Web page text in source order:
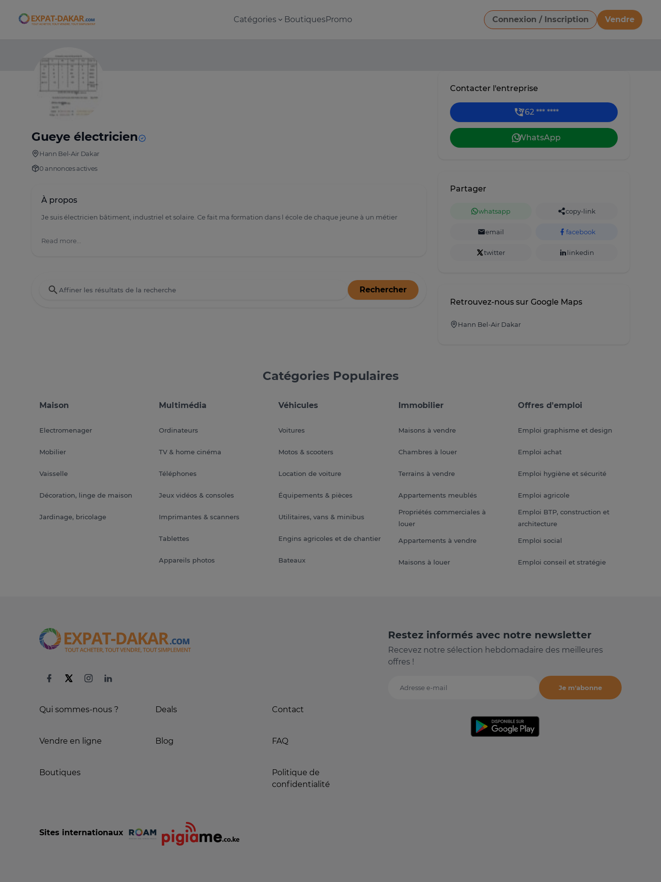
Expat-Dakar Catégories BoutiquesPromo Connexion / Inscription
Vendre
Télécharger une image
Gueye électricien
Hann Bel-Air Dakar
0 annonces actives
À propos
Je suis électricien bâtiment, industriel et solaire. Ce fait ma formation dans l école de chaque jeune à un métier
Read more...
Rechercher
Contacter l'entreprise
762 *** ****
WhatsApp
Partager
whatsapp copy-link
email facebook
twitter linkedin
Retrouvez-nous sur Google Maps
Hann Bel-Air Dakar
Catégories Populaires
Maison
Electromenager
Mobilier
Vaisselle
Décoration, linge de maison
Jardinage, bricolage
Multimédia
Ordinateurs
TV & home cinéma
Téléphones
Jeux vidéos & consoles
Imprimantes & scanners
Tablettes
Appareils photos
Véhicules
Voitures
Motos & scooters
Location de voiture
Équipements & pièces
Utilitaires, vans & minibus
Engins agricoles et de chantier
Bateaux
Immobilier
Maisons à vendre
Chambres à louer
Terrains à vendre
Appartements meublés
Propriétés commerciales à
louer
Appartements à vendre
Maisons à louer
Offres d'emploi
Emploi graphisme et design
Emploi achat
Emploi hygiène et sécurité
Emploi agricole
Emploi BTP, construction et
architecture
Emploi social
Emploi conseil et stratégie
Qui sommes-nous ?
Vendre en ligne
Boutiques
Deals
Blog
Contact
FAQ
Politique de
confidentialité
Restez informés avec notre newsletter
Recevez notre sélection hebdomadaire des meilleures
offres !
Adresse e-mail
Je m'abonne
Sites internationaux